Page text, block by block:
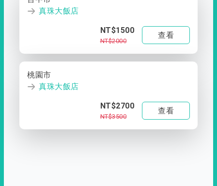
真珠大飯店
NT$1500
NT$2000
查看
桃園市
真珠大飯店
NT$2700
NT$3500
查看